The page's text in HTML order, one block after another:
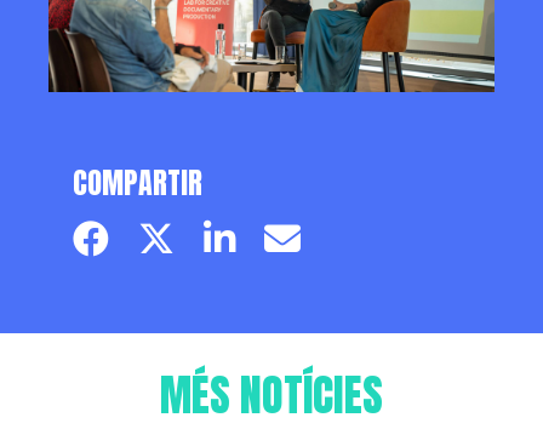
COMPARTIR
Facebook pageTwitter page
LinkedinEmail
MÉS NOTÍCIES